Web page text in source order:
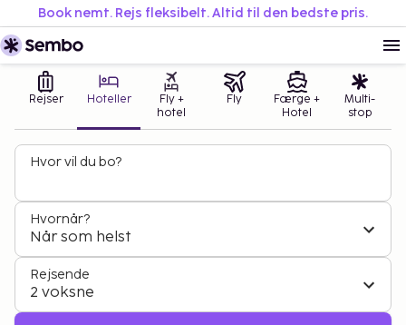
Book nemt. Rejs fleksibelt. Altid til den bedste pris.
Rejser Hoteller
Fly +
hotel
Fly
Færge +
Hotel
Multi-
stop
Hvor vil du bo?
Hvornår?
Når som helst
Rejsende
2 voksne